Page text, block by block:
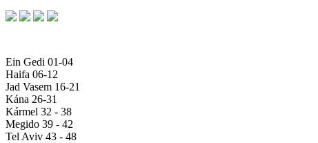
Ein Gedi 01-04
Haifa 06-12
Jad Vasem 16-21
Kána 26-31
Kármel 32 - 38
Megido 39 - 42
Tel Aviv 43 - 48